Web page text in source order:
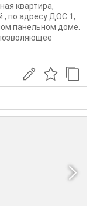
квартира,
, по адресу ДОС 1,
панельном доме.